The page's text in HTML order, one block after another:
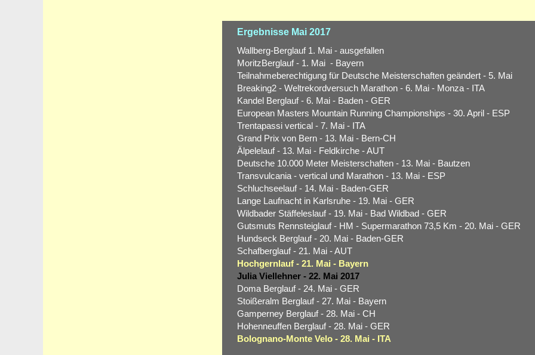
Ergebnisse Mai 2017
Wallberg-Berglauf 1. Mai - ausgefallen
MoritzBerglauf - 1. Mai - Bayern
Teilnahmeberechtigung für Deutsche Meisterschaften geändert - 5. Mai
Breaking2 - Weltrekordversuch Marathon - 6. Mai - Monza - ITA
Kandel Berglauf - 6. Mai - Baden - GER
European Masters Mountain Running Championships - 30. April - ESP
Trentapassi vertical - 7. Mai - ITA
Grand Prix von Bern - 13. Mai - Bern-CH
Älpelelauf - 13. Mai - Feldkirche - AUT
Deutsche 10.000 Meter Meisterschaften - 13. Mai - Bautzen
Transvulcania - vertical und Marathon - 13. Mai - ESP
Schluchseelauf - 14. Mai - Baden-GER
Lange Laufnacht in Karlsruhe - 19. Mai - GER
Wildbader Stäffeleslauf - 19. Mai - Bad Wildbad - GER
Gutsmuts Rennsteiglauf - HM - Supermarathon 73,5 Km - 20. Mai - GER
Hundseck Berglauf - 20. Mai - Baden-GER
Schafberglauf - 21. Mai - AUT
Hochgernlauf - 21. Mai - Bayern
Julia Viellehner - 22. Mai 2017
Doma Berglauf - 24. Mai - GER
Stoißeralm Berglauf - 27. Mai - Bayern
Gamperney Berglauf - 28. Mai - CH
Hohenneuffen Berglauf - 28. Mai - GER
Bolognano-Monte Velo - 28. Mai - ITA